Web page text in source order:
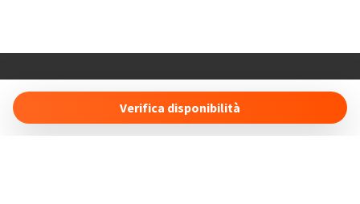
Verifica disponibilità
Holiday Properties
16 Duncan Court Anson Drive
SO19 8RS Southampton (UK)